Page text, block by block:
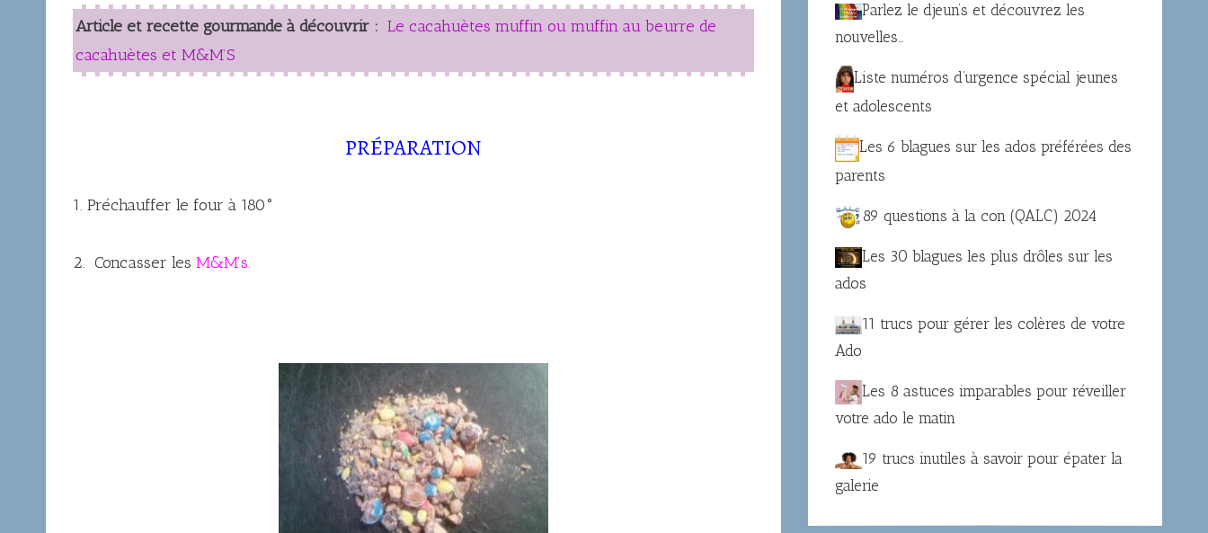
Article et recette gourmande à découvrir : Le cacahuètes muffin ou muffin au beurre de
cacahuètes et M&M’S
PRÉPARATION
1. Préchauffer le four à 180°
2. Concasser les M&M’s.
Parlez le djeun’s et découvrez les
nouvelles…
Liste numéros d’urgence spécial jeunes
et adolescents
Les 6 blagues sur les ados préférées des
parents
89 questions à la con (QALC) 2024
Les 30 blagues les plus drôles sur les
ados
11 trucs pour gérer les colères de votre
Ado
Les 8 astuces imparables pour réveiller
votre ado le matin
19 trucs inutiles à savoir pour épater la
galerie